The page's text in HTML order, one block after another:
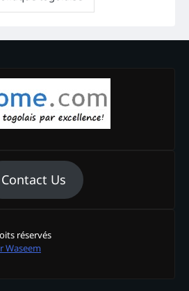
Contact Us
réservés
Waseem